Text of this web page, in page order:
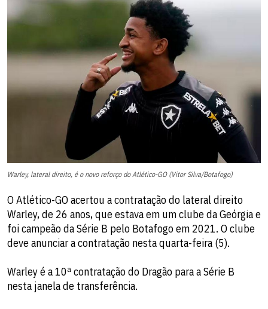
Warley, lateral direito, é o novo reforço do Atlético-GO (Vitor Silva/Botafogo)
O Atlético-GO acertou a contratação do lateral direito
Warley, de 26 anos, que estava em um clube da Geórgia e
foi campeão da Série B pelo Botafogo em 2021. O clube
deve anunciar a contratação nesta quarta-feira (5).
Warley é a 10ª contratação do Dragão para a Série B
nesta janela de transferência.